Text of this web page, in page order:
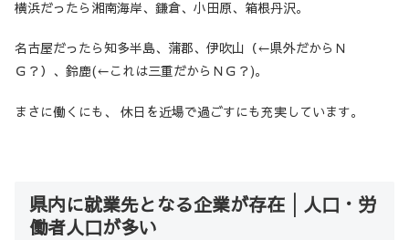
横浜だったら湘南海岸、鎌倉、小田原、箱根丹沢。
名古屋だったら知多半島、蒲郡、伊吹山（←県外だからＮ
Ｇ？）、鈴鹿(←これは三重だからＮＧ？)。
まさに働くにも、 休日を近場で過ごすにも充実しています。
県内に就業先となる企業が存在│人口・労
働者人口が多い